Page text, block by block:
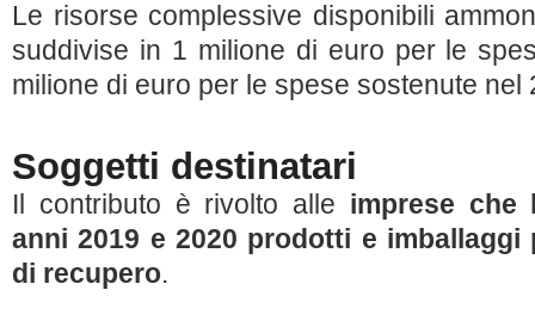
Le risorse complessive disponibili
suddivise in 1 milione di euro per le
milione di euro per le spese sostenute nel
Soggetti destinatari
Il contributo è rivolto alle imprese che
anni 2019 e 2020 prodotti e
di recupero.